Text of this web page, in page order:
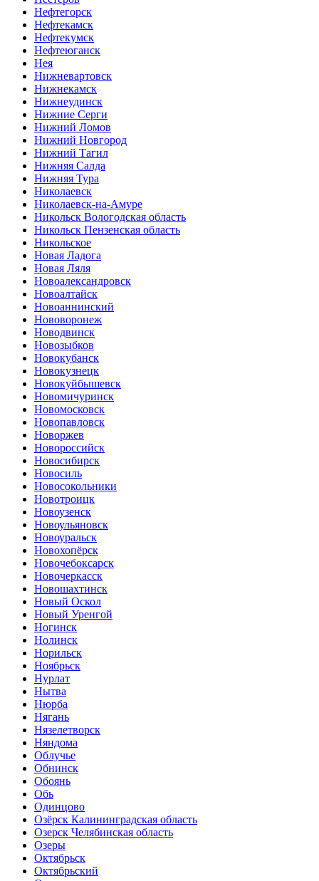
Нефтегорск
Нефтекамск
Нефтекумск
Нефтеюганск
Нея
Нижневартовск
Нижнекамск
Нижнеудинск
Нижние Серги
Нижний Ломов
Нижний Новгород
Нижний Тагил
Нижняя Салда
Нижняя Тура
Николаевск
Николаевск-на-Амуре
Никольск Вологодская область
Никольск Пензенская область
Никольское
Новая Ладога
Новая Ляля
Новоалександровск
Новоалтайск
Новоаннинский
Нововоронеж
Новодвинск
Новозыбков
Новокубанск
Новокузнецк
Новокуйбышевск
Новомичуринск
Новомосковск
Новопавловск
Новоржев
Новороссийск
Новосибирск
Новосиль
Новосокольники
Новотроицк
Новоузенск
Новоульяновск
Новоуральск
Новохопёрск
Новочебоксарск
Новочеркасск
Новошахтинск
Новый Оскол
Новый Уренгой
Ногинск
Нолинск
Норильск
Ноябрьск
Нурлат
Нытва
Нюрба
Нягань
Нязелетворск
Няндома
Облучье
Обнинск
Обоянь
Обь
Одинцово
Озёрск Калининградская область
Озерск Челябинская область
Озеры
Октябрьск
Октябрьский